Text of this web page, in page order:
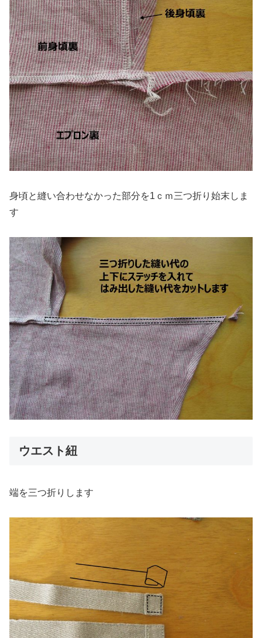
身頃と縫い合わせなかった部分を1ｃｍ三つ折り始末しま
す
ウエスト紐
端を三つ折りします